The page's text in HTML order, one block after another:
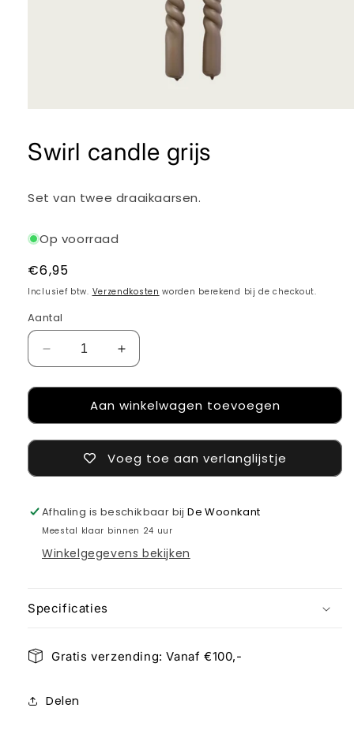
in
modaal
Swirl candle grijs
Set van twee draaikaarsen.
Op voorraad
Normale
prijs
€6,95
Inclusief btw. Verzendkosten worden berekend bij de checkout.
Aantal
Aantal
verlagen
voor
candle
grijs
Aantal
verhogen
voor
Swirl
candle
grijs
Aan winkelwagen toevoegen
Voeg toe aan verlanglijstje
Afhaling is beschikbaar bijDe Woonkant
Meestal klaar binnen 24 uur
Winkelgegevens bekijken
Specificaties
Gratis verzending: Vanaf €100,-
Delen